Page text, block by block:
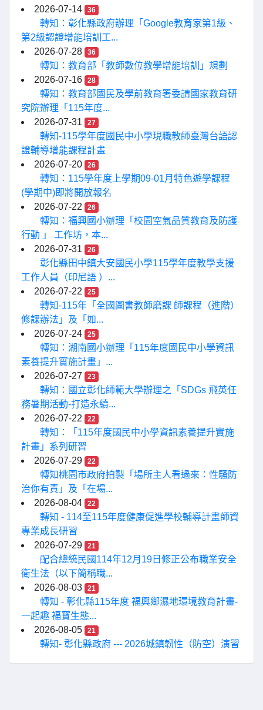
2026-07-14 36
轉知：彰化縣政府辦理「Google教育家第1級、
第2級認證增能培訓工...
2026-07-28
36
轉知：教育部「教師數位教學增能培訓」規劃
2026-07-16
28
轉知：教育部國民及學前教育署委請國家教育研
究院辦理「115年度...
2026-07-31
27
轉知-115學年度國民中小學現職教師臺灣台語認
證輔導增能課程計畫
2026-07-20
26
轉知：115學年度上學期09-01月特色遊學課程
(學期中)即將開放報名
2026-07-22
26
轉知：福興國小辦理「校園空氣品質教育及防護
行動 」 工作坊，本...
2026-07-31
26
彰化縣田中鎮大安國民小學115學年度教學支援
工作人員（印尼語 ）...
2026-07-22
25
轉知-115年「全國圖書教師磨課 師課程（進階）
修課辦法」及「如...
2026-07-24
25
轉知：湖南國小辦理「115年度國民中小學資訊
素養提升實施計畫」...
2026-07-27
23
轉知：國立彰化師範大學辦理之「SDGs 飛英任
務暑期活動-打造永續...
2026-07-22
22
轉知：「115年度國民中小學資訊素養提升實施
計畫」系列研習
2026-07-29
22
轉知桃園市政府拍製「場所主人看過來：性騷防
治你有責」及「在場...
2026-08-04
22
轉知 - 114至115年度健康促進學校輔導計畫師資
專業成長研習
2026-07-29
21
配合總統民國114年12月19日修正公布職業安全
衛生法（以下簡稱職...
2026-08-03
21
轉知 - 彰化縣115年度 福興鄉濕地環境教育計畫-
一起趣 福寶生態...
2026-08-05
21
轉知- 彰化縣政府 --- 2026城鎮韌性（防空）演習